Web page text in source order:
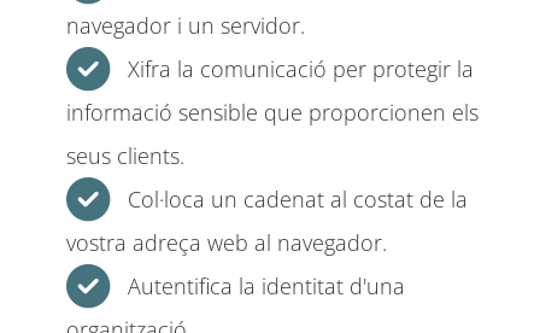
navegador i un servidor.
Xifra la comunicació per protegir la
informació sensible que proporcionen els
seus clients.
Col·loca un cadenat al costat de la
vostra adreça web al navegador.
Autentifica la identitat d'una